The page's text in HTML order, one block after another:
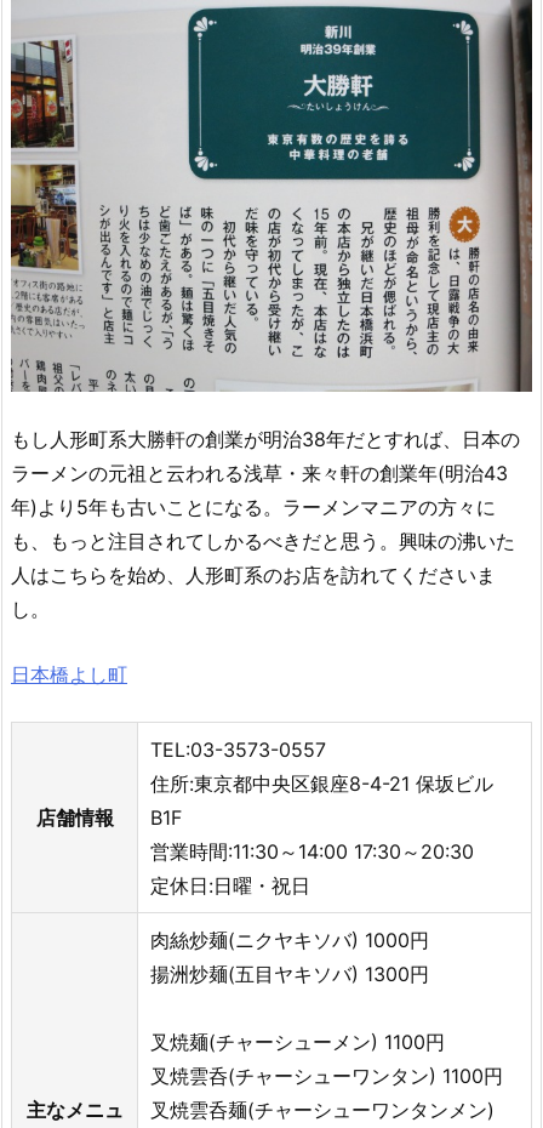
もし人形町系大勝軒の創業が明治38年だとすれば、日本の
ラーメンの元祖と云われる浅草・来々軒の創業年(明治43
年)より5年も古いことになる。ラーメンマニアの方々に
も、もっと注目されてしかるべきだと思う。興味の沸いた
人はこちらを始め、人形町系のお店を訪れてくださいま
し。
日本橋よし町
店舗情報
TEL:03-3573-0557
住所:東京都中央区銀座8-4-21 保坂ビル
B1F
営業時間:11:30～14:00 17:30～20:30
定休日:日曜・祝日
主なメニュ
肉絲炒麺(ニクヤキソバ) 1000円
揚洲炒麺(五目ヤキソバ) 1300円
叉焼麺(チャーシューメン) 1100円
叉焼雲呑(チャーシューワンタン) 1100円
叉焼雲呑麺(チャーシューワンタンメン)